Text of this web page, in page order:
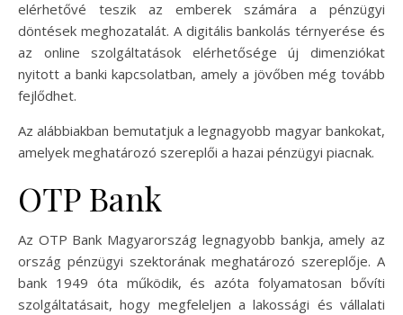
elérhetővé teszik az emberek számára a pénzügyi
döntések meghozatalát. A digitális bankolás térnyerése és
az online szolgáltatások elérhetősége új dimenziókat
nyitott a banki kapcsolatban, amely a jövőben még tovább
fejlődhet.
Az alábbiakban bemutatjuk a legnagyobb magyar bankokat,
amelyek meghatározó szereplői a hazai pénzügyi piacnak.
OTP Bank
Az OTP Bank Magyarország legnagyobb bankja, amely az
ország pénzügyi szektorának meghatározó szereplője. A
bank 1949 óta működik, és azóta folyamatosan bővíti
szolgáltatásait, hogy megfeleljen a lakossági és vállalati